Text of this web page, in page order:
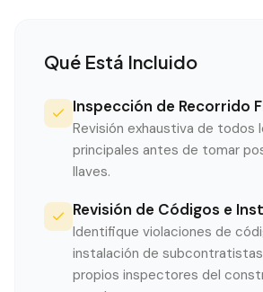
Qué Está Incluido
Inspección de Recorrido
Revisión exhaustiva de todos
principales antes de tomar
llaves.
Revisión de Códigos e
Identifique violaciones de
instalación de
propios inspectores del